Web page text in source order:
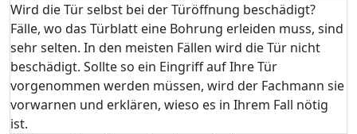
Wird die Tür selbst bei der Türöffnung beschädigt?
Fälle, wo das Türblatt eine Bohrung erleiden muss, sind
sehr selten. In den meisten Fällen wird die Tür nicht
beschädigt. Sollte so ein Eingriff auf Ihre Tür
vorgenommen werden müssen, wird der Fachmann sie
vorwarnen und erklären, wieso es in Ihrem Fall nötig
ist.